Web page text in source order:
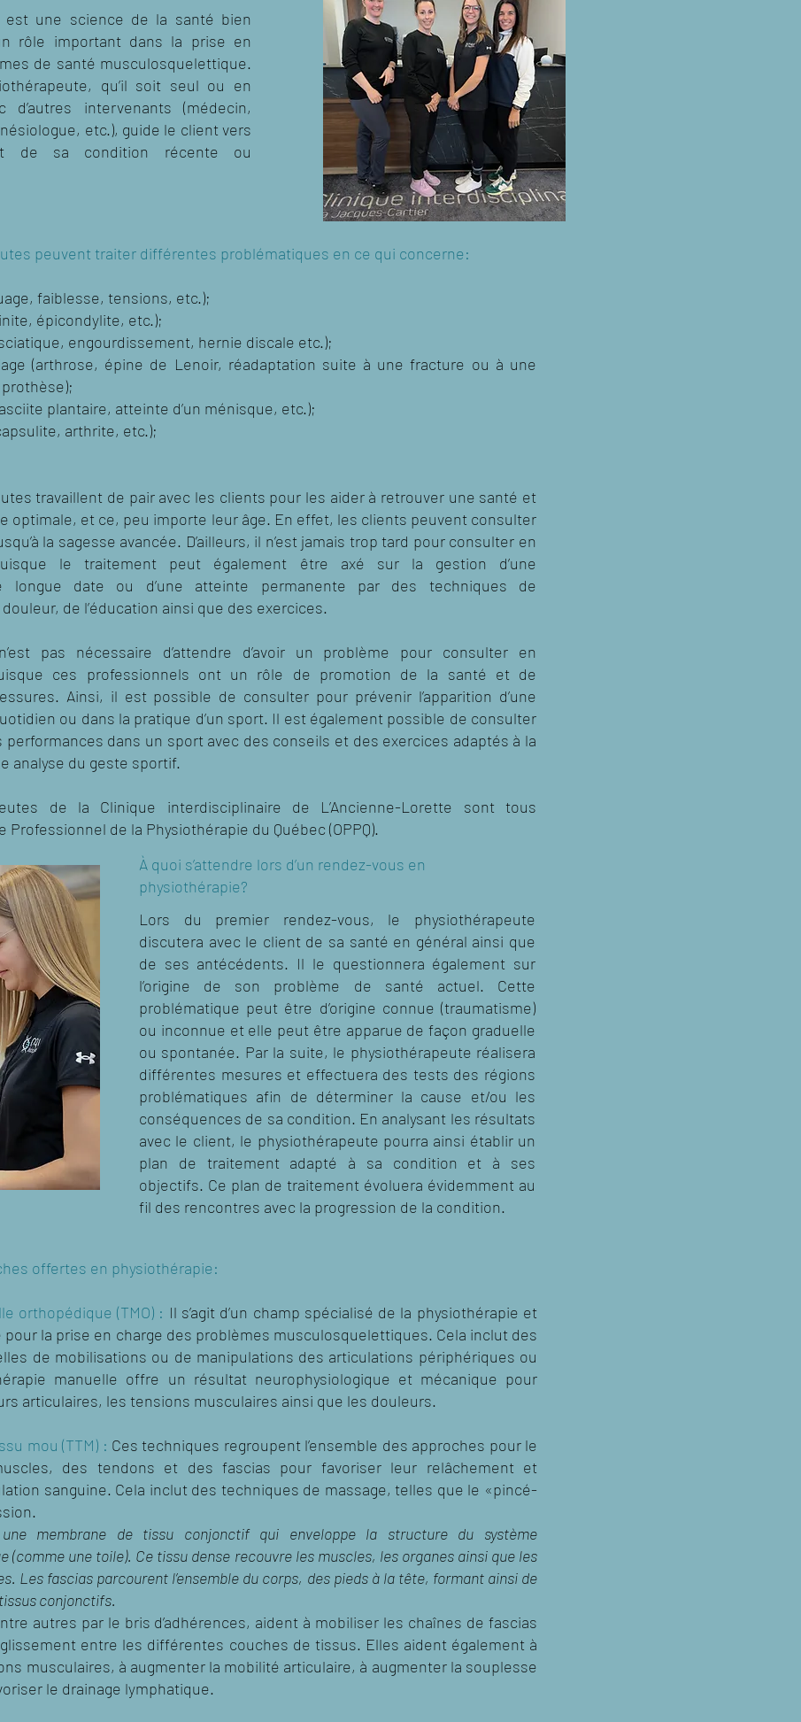
est une science de la santé bien
rôle important dans la prise en
de santé musculosquelettique.
qu’il soit seul ou en
d’autres intervenants (médecin,
etc.), guide le client vers
de sa condition récente ou
peuvent traiter différentes problématiques en ce qui concerne:
faiblesse, tensions, etc.);
épicondylite, etc.);
engourdissement, hernie discale etc.);
(arthrose, épine de Lenoir, réadaptation suite à une fracture ou à une
plantaire, atteinte d’un ménisque, etc.);
arthrite, etc.);
travaillent de pair avec les clients pour les aider à retrouver une santé et
optimale, et ce, peu importe leur âge. En effet, les clients peuvent consulter
la sagesse avancée. D’ailleurs, il n’est jamais trop tard pour consulter en
le traitement peut également être axé sur la gestion d’une
longue date ou d’une atteinte permanente par des techniques de
de l’éducation ainsi que des exercices.
pas nécessaire d’attendre d’avoir un problème pour consulter en
ces professionnels ont un rôle de promotion de la santé et de
Ainsi, il est possible de consulter pour prévenir l’apparition d’une
ou dans la pratique d’un sport. Il est également possible de consulter
performances dans un sport avec des conseils et des exercices adaptés à la
analyse du geste sportif.
de la Clinique interdisciplinaire de L’Ancienne-Lorette sont tous
Professionnel de la Physiothérapie du Québec (OPPQ).
À quoi s’attendre lors d’un rendez-vous en
physiothérapie?
Lors du premier rendez-vous, le physiothérapeute
discutera avec le client de sa santé en général ainsi que
de ses antécédents. Il le questionnera également sur
l’origine de son problème de santé actuel. Cette
problématique peut être d’origine connue (traumatisme)
ou inconnue et elle peut être apparue de façon graduelle
ou spontanée. Par la suite, le physiothérapeute réalisera
différentes mesures et effectuera des tests des régions
problématiques afin de déterminer la cause et/ou les
conséquences de sa condition. En analysant les résultats
avec le client, le physiothérapeute pourra ainsi établir un
plan de traitement adapté à sa condition et à ses
objectifs. Ce plan de traitement évoluera évidemment au
fil des rencontres avec la progression de la condition.
offertes en physiothérapie:
orthopédique (TMO) : Il s’agit d’un champ spécialisé de la physiothérapie et
pour la prise en charge des problèmes musculosquelettiques. Cela inclut des
de mobilisations ou de manipulations des articulations périphériques ou
manuelle offre un résultat neurophysiologique et mécanique pour
articulaires, les tensions musculaires ainsi que les douleurs.
mou (TTM) : Ces techniques regroupent l’ensemble des approches pour le
des tendons et des fascias pour favoriser leur relâchement et
sanguine. Cela inclut des techniques de massage, telles que le «pincé-
membrane de tissu conjonctif qui enveloppe la structure du système
(comme une toile). Ce tissu dense recouvre les muscles, les organes ainsi que les
Les fascias parcourent l’ensemble du corps, des pieds à la tête, formant ainsi de
conjonctifs.
autres par le bris d’adhérences, aident à mobiliser les chaînes de fascias
glissement entre les différentes couches de tissus. Elles aident également à
musculaires, à augmenter la mobilité articulaire, à augmenter la souplesse
le drainage lymphatique.